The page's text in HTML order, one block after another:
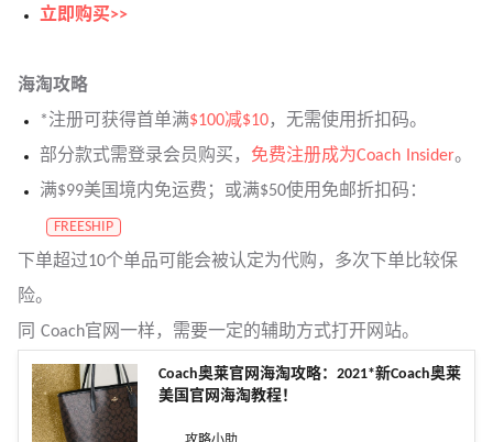
立即购买>>
海淘攻略
*注册可获得首单满$100减$10，无需使用折扣码。
部分款式需登录会员购买， 免费注册成为Coach Insider。
满$99美国境内免运费；或满$50使用免邮折扣码：
FREESHIP
下单超过10个单品可能会被认定为代购，多次下单比较保
险。
同 Coach官网一样，需要一定的辅助方式打开网站。
Coach奥莱官网海淘攻略：2021*新Coach奥莱
美国官网海淘教程！